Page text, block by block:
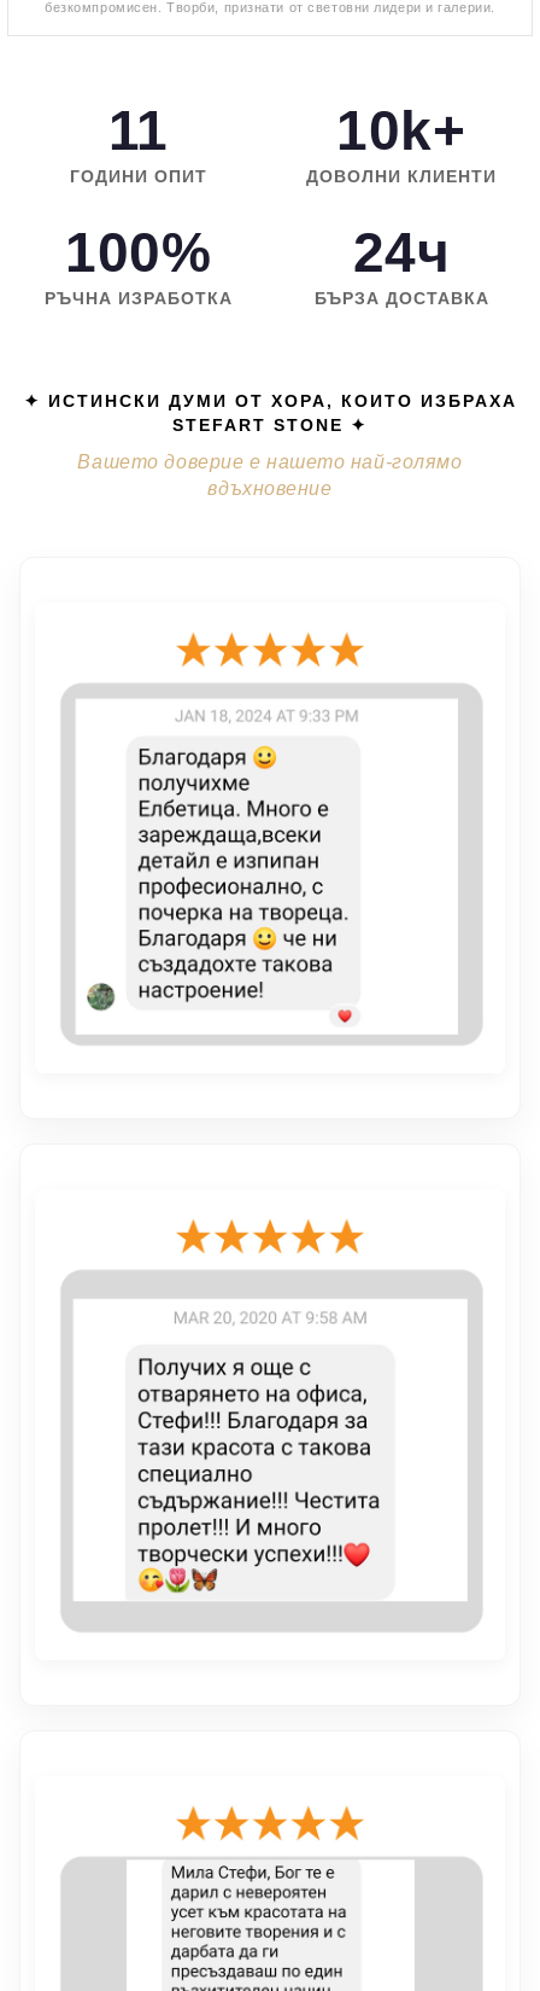
безкомпромисен. Творби, признати от световни лидери и галерии.
11
ГОДИНИ ОПИТ
10k+
ДОВОЛНИ КЛИЕНТИ
100%
РЪЧНА ИЗРАБОТКА
24ч
БЪРЗА ДОСТАВКА
✦ ИСТИНСКИ ДУМИ ОТ ХОРА, КОИТО ИЗБРАХА
STEFART STONE ✦
Вашето доверие е нашето най-голямо
вдъхновение